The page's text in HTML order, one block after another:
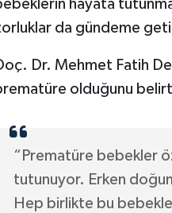
hayata
da gündeme
Dr. Mehmet Fatih
olduğunu
“Prematüre bebekler
tutunuyor. Erken
Hep birlikte bu